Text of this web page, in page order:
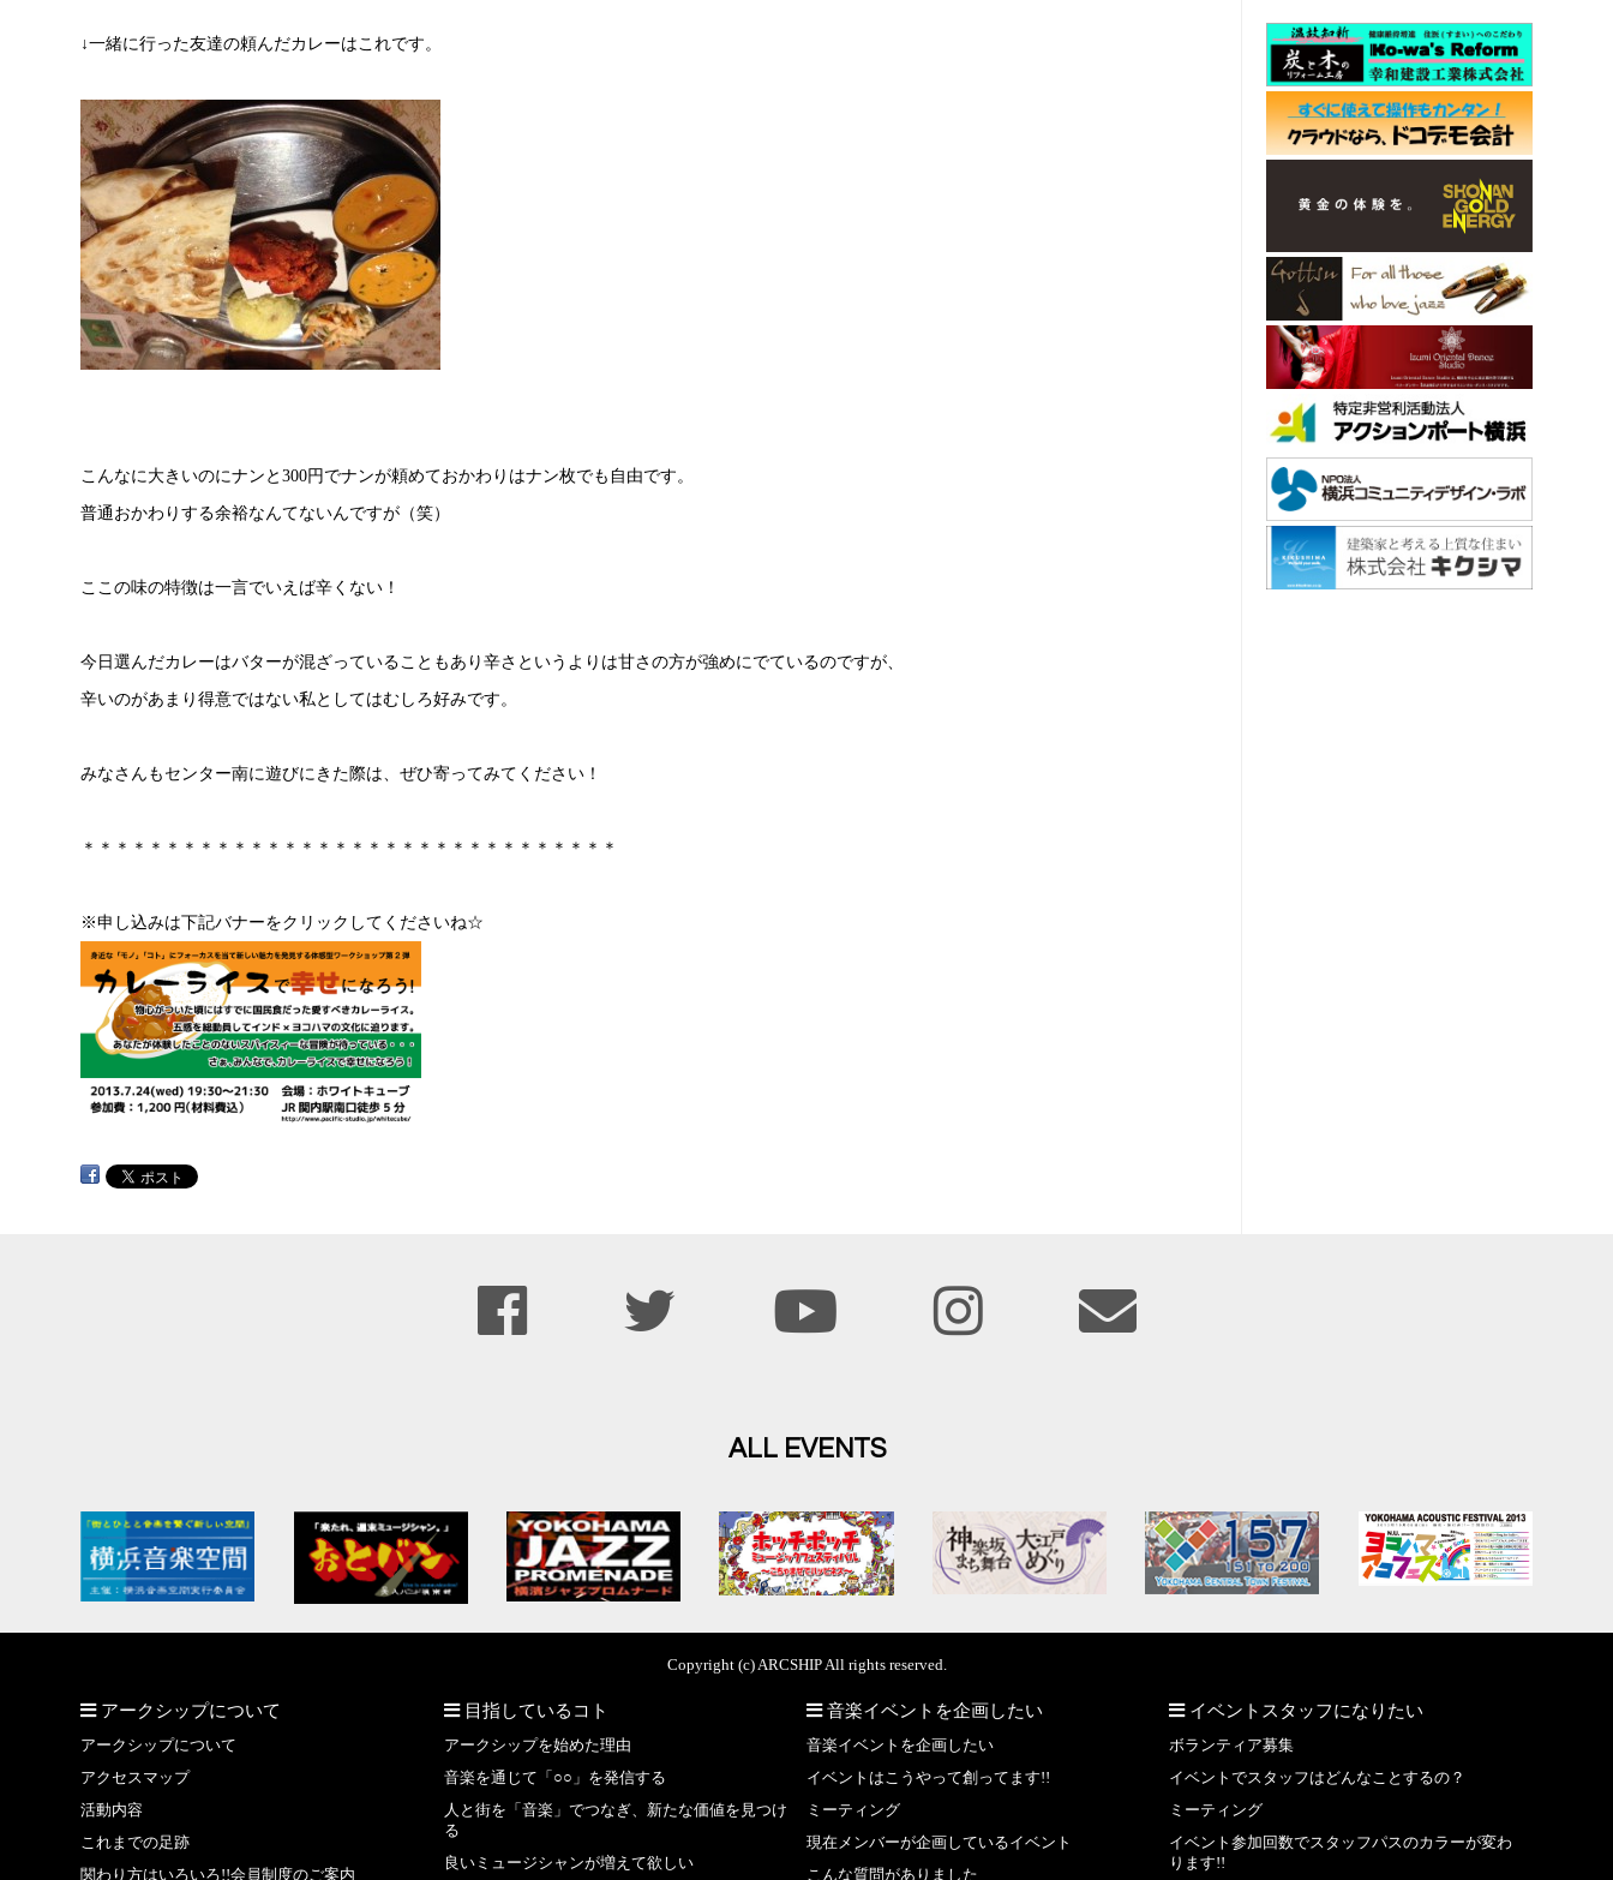
↓一緒に行った友達の頼んだカレーはこれです。
こんなに大きいのにナンと300円でナンが頼めておかわりはナン枚でも自由です。
普通おかわりする余裕なんてないんですが（笑）
ここの味の特徴は一言でいえば辛くない！
今日選んだカレーはバターが混ざっていることもあり辛さというよりは甘さの方が強めにでているのですが、
辛いのがあまり得意ではない私としてはむしろ好みです。
みなさんもセンター南に遊びにきた際は、ぜひ寄ってみてください！
＊＊＊＊＊＊＊＊＊＊＊＊＊＊＊＊＊＊＊＊＊＊＊＊＊＊＊＊＊＊＊＊
※申し込みは下記バナーをクリックしてくださいね☆
ALL EVENTS
Copyright (c) ARCSHIP All rights reserved.
アークシップについて
アークシップについて
アクセスマップ
活動内容
これまでの足跡
関わり方はいろいろ!!会員制度のご案内
目指しているコト
アークシップを始めた理由
音楽を通じて「○○」を発信する
人と街を「音楽」でつなぎ、新たな価値を見つけ
る
良いミュージシャンが増えて欲しい
音楽イベントを企画したい
音楽イベントを企画したい
イベントはこうやって創ってます!!
ミーティング
現在メンバーが企画しているイベント
こんな質問がありました
イベントスタッフになりたい
ボランティア募集
イベントでスタッフはどんなことするの？
ミーティング
イベント参加回数でスタッフパスのカラーが変わ
ります!!